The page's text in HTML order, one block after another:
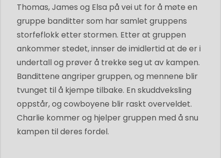
Thomas, James og Elsa på vei ut for å møte en
gruppe banditter som har samlet gruppens
storfeflokk etter stormen. Etter at gruppen
ankommer stedet, innser de imidlertid at de er i
undertall og prøver å trekke seg ut av kampen.
Bandittene angriper gruppen, og mennene blir
tvunget til å kjempe tilbake. En skuddveksling
oppstår, og cowboyene blir raskt overveldet.
Charlie kommer og hjelper gruppen med å snu
kampen til deres fordel.